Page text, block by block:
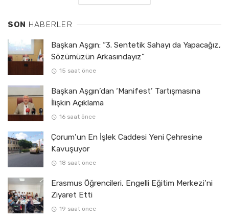
SON HABERLER
Başkan Aşgın: “3. Sentetik Sahayı da Yapacağız,
Sözümüzün Arkasındayız”
15 saat önce
Başkan Aşgın’dan ‘Manifest’ Tartışmasına
İlişkin Açıklama
16 saat önce
Çorum’un En İşlek Caddesi Yeni Çehresine
Kavuşuyor
18 saat önce
Erasmus Öğrencileri, Engelli Eğitim Merkezi’ni
Ziyaret Etti
19 saat önce